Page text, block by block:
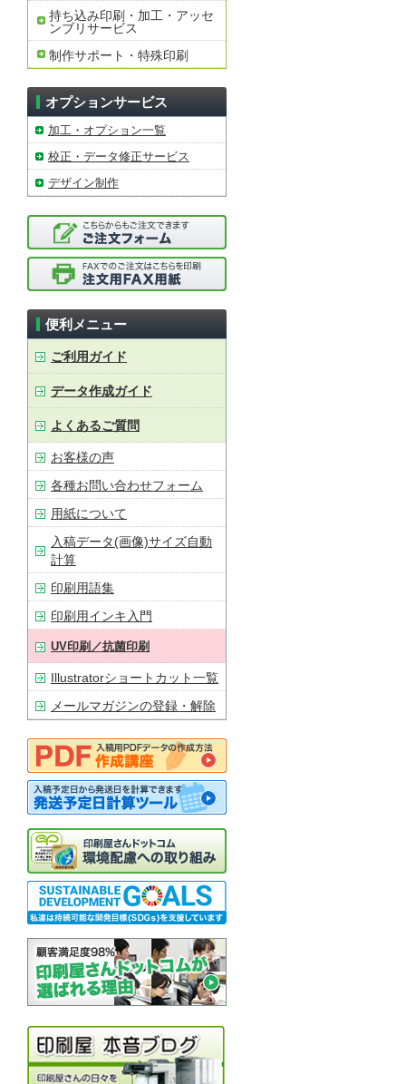
持ち込み印刷・加工・アッセ
ンブリサービス
制作サポート・特殊印刷
オプションサービス
加工・オプション一覧
校正・データ修正サービス
デザイン制作
便利メニュー
ご利用ガイド
データ作成ガイド
よくあるご質問
お客様の声
各種お問い合わせフォーム
用紙について
入稿データ(画像)サイズ自動
計算
印刷用語集
印刷用インキ入門
UV印刷／抗菌印刷
Illustratorショートカット一覧
メールマガジンの登録・解除